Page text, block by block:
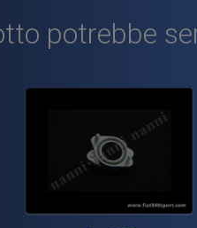
NANNIpotrebbe